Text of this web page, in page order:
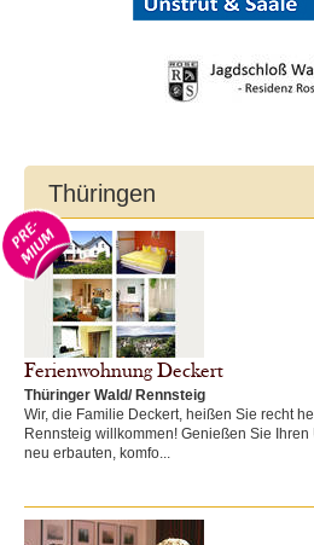
Thüringen
Ferienwohnung Deckert
Thüringer Wald/ Rennsteig
Wir, die Familie Deckert, heißen Sie recht
Rennsteig willkommen! Genießen Sie
neu erbauten, komfo...